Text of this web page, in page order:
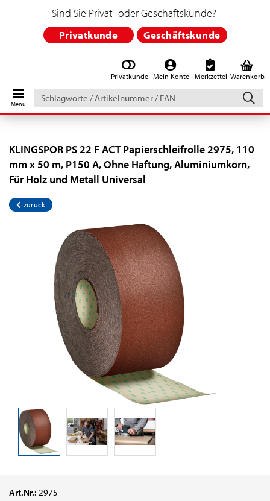
Privatkunde Mein Konto Merkzettel Warenkorb
Schlagworte
/
Artikelnummer
EAN
Sind Sie Privat- oder Geschäftskunde?
Privatkunde Geschäftskunde
KLINGSPOR PS 22 F ACT Papierschleifrolle 2975, 110
mm x 50 m, P150 A, Ohne Haftung, Aluminiumkorn,
Für Holz und Metall Universal
zurück
Art.Nr.: 2975